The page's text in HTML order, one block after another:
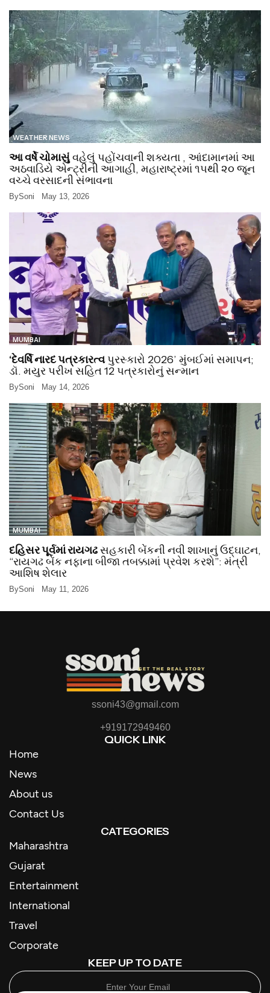
WEATHER NEWS
આ વર્ષે ચોમાસુંવહેલું પહોંચવાની શક્યતા , આંદામાનમાં આ
અઠવાડિયે એન્ટ્રીની આગાહી, મહારાષ્ટ્રમાં ૧૫થી ૨૦ જૂન
વચ્ચે વરસાદની સંભાવના
BySoni May 13, 2026
MUMBAI
‘દેવર્ષિ નારદ પત્રકારત્વપુરસ્કારો 2026’ મુંબઈમાં સમાપન;
ડૉ. મયુર પરીખ સહિત 12 પત્રકારોનું સન્માન
BySoni May 14, 2026
MUMBAI
દહિસર પૂર્વમાં રાયગઢસહકારી બેંકની નવી શાખાનું ઉદ્ઘાટન,
“રાયગઢ બેંક નફાના બીજા તબક્કામાં પ્રવેશ કરશે”: મંત્રી
આશિષ શેલાર
BySoni May 11, 2026
ssoni43@gmail.com
+919172949460
QUICK LINK
Home
News
About us
Contact Us
CATEGORIES
Maharashtra
Gujarat
Entertainment
International
Travel
Corporate
KEEP UP TO DATE